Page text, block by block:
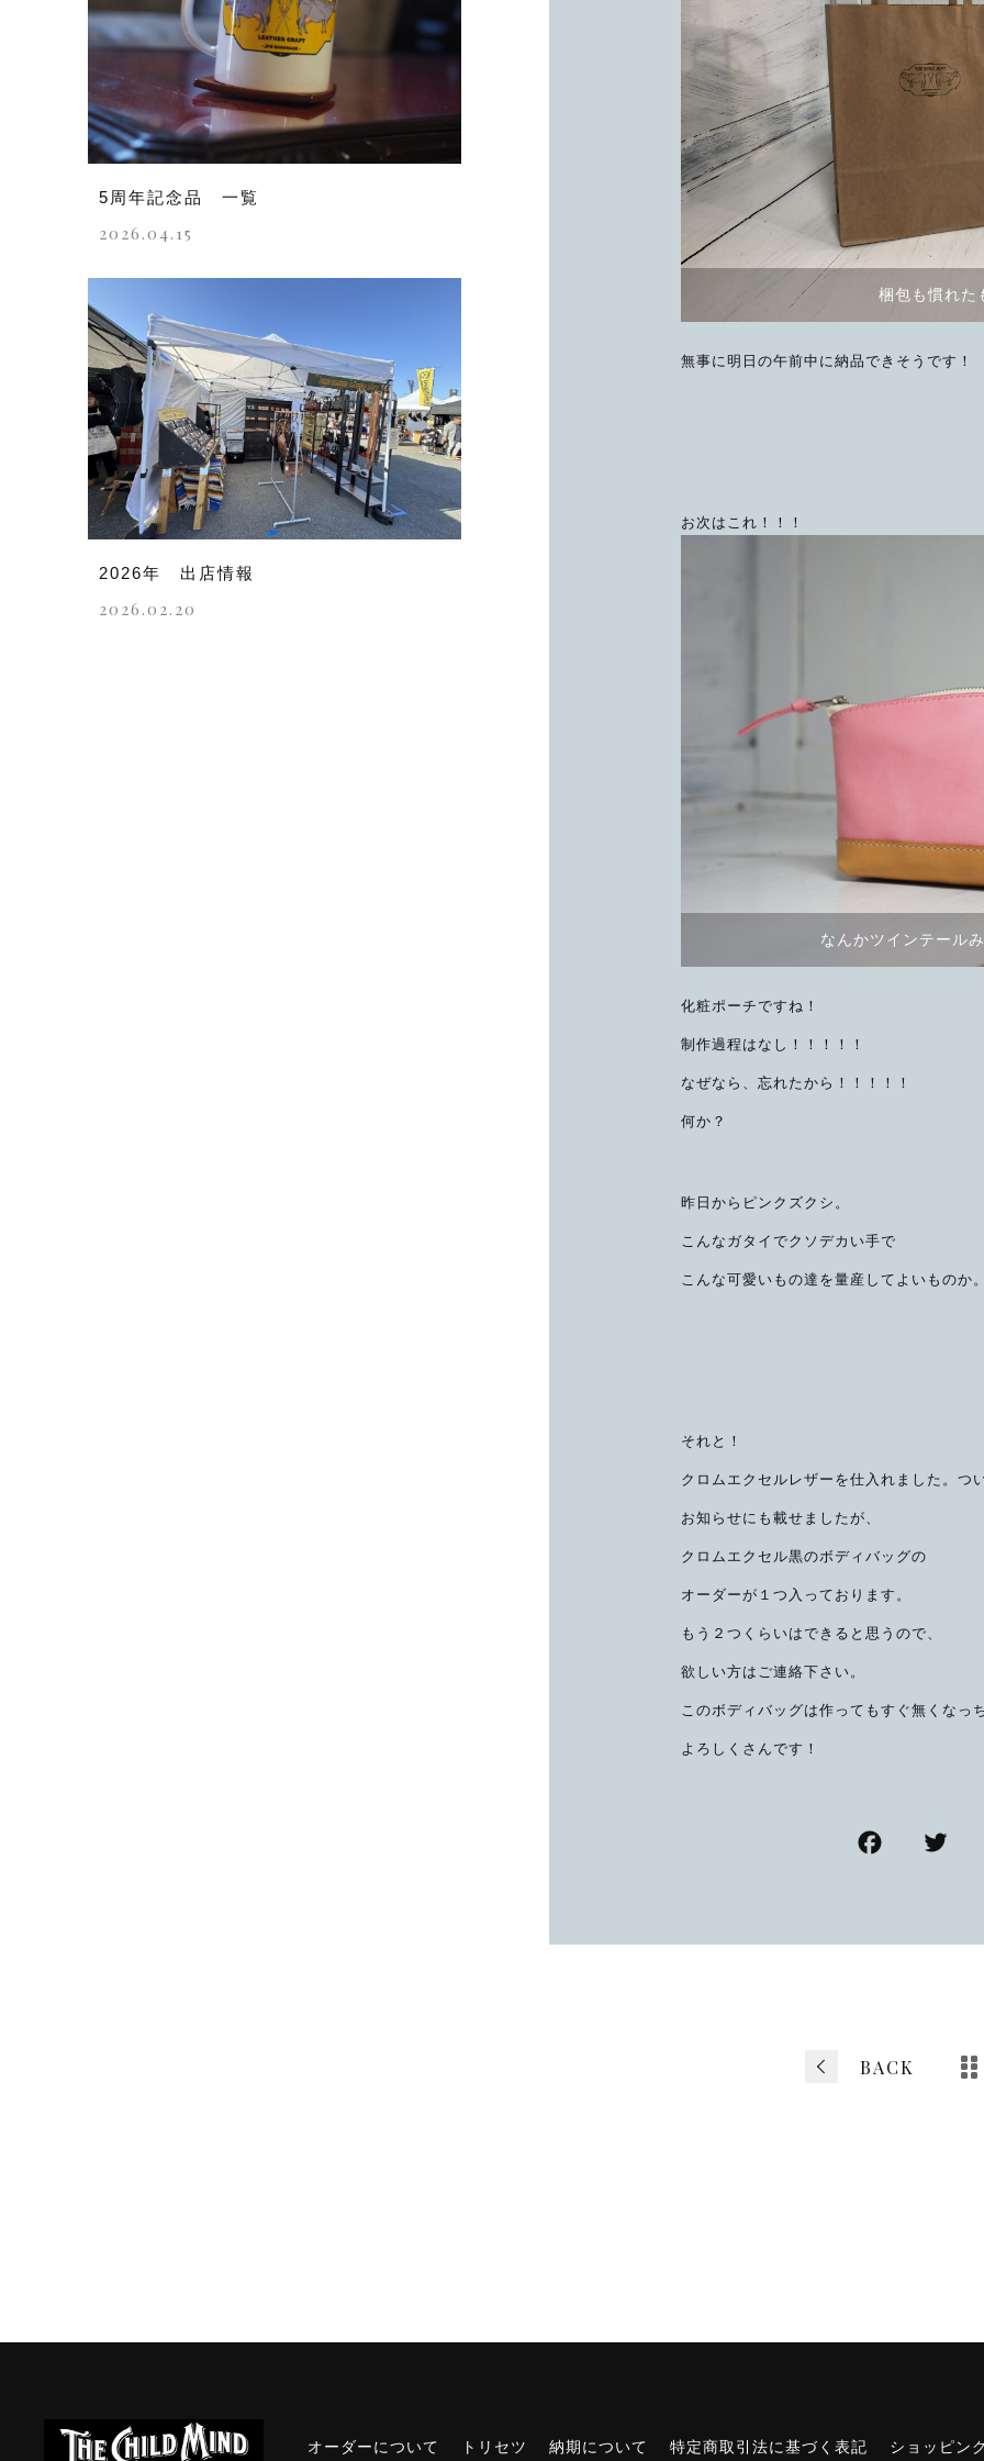
梱包も慣れた
無事に明日の午前中に納品できそうです！
お次はこれ！！！
なんかツインテール
化粧ポーチですね！
制作過程はなし！！！！！
なぜなら、忘れたから！！！！！
何か？
昨日からピンクズクシ。
こんなガタイでクソデカい手で
こんな可愛いもの達を量産してよいものか
それと！
クロムエクセルレザーを仕入れました。つい
お知らせにも載せましたが、
クロムエクセル黒のボディバッグの
オーダーが１つ入っております。
もう２つくらいはできると思うので、
欲しい方はご連絡下さい。
このボディバッグは作ってもすぐ無くなっ
よろしくさんです！
e
o
BACK
5周年記念品 一覧
2026.04.15
2026年 出店情報
2026.02.20
オーダーについて トリセツ 納期について 特定商取引法に基づく表記 ショッピン